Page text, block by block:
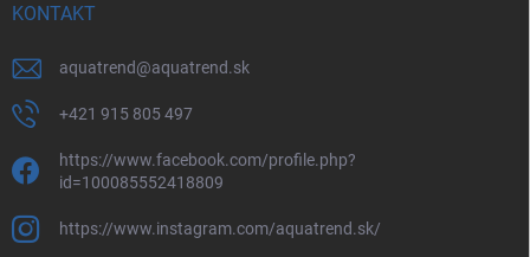
KONTAKT
aquatrend@aquatrend.sk
+421 915 805 497
https://www.facebook.com/profile.php?
id=100085552418809
https://www.instagram.com/aquatrend.sk/